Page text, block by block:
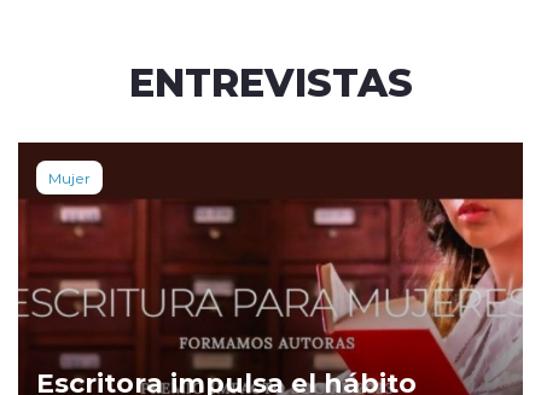
ENTREVISTAS
Mujer
Escritora impulsa el hábito